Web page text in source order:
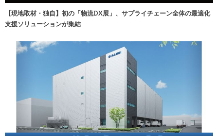
【現地取材・独自】初の「物流DX展」、サプライチェーン全体の最適化
支援ソリューションが集結